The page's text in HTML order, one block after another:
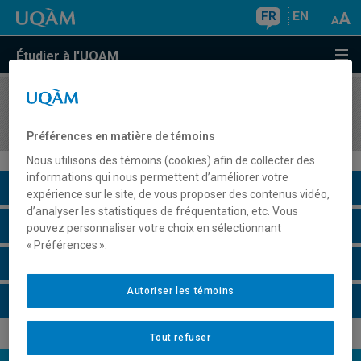
FR EN
Étudier à l'UQAM
COURS//
Description du cours
Horaire - Été 2026
Préférences en matière de témoins
Nous utilisons des témoins (cookies) afin de collecter des
informations qui nous permettent d’améliorer votre
expérience sur le site, de vous proposer des contenus vidéo,
d’analyser les statistiques de fréquentation, etc. Vous
pouvez personnaliser votre choix en sélectionnant
« Préférences ».
Tout refuser
Autoriser les témoins